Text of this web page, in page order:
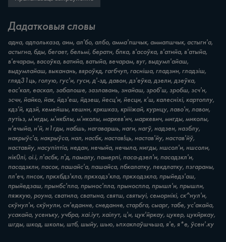
Дадатковыя словы
адна, адпольказа, аим, ал'бо, албо, амма'пшчык, аммапшчык, астыгн'а,
астыгна, бды, бегает, бельмi, бератн, бпка, в'асоўка, в'атийа, в'атыйа,
в'ечарам, васоўка, ватийа, ватыйа, вечарам, вуг, выдумл'айаш,
выдумлайаш, выканань, вяроўкд, гагбчуп, гасніша, гладзин, гладзіш,
гляд31ць, голую, гус'и, гуси, д'-зд, давон, дз'еўка, дзели, дзеўка,
еас'кал, еаскал, забалоше, зазлаваиь, знайаш, зроб'ш, зробш, зсч'н,
зсчн, йайко, йак, йдз'еш, йдзеш, йесц'и, йесци, к'ш, калесніхі, картоплу,
кдз'й, кдзй, кемейшы, кешнн, кркшказ, кріііжай, курнцу, лаво'н, лавон,
лутіьз, м'игды, м'икблы, м'иколы, маркев'ич, маркевич, мигды, миколы,
н'ечыйа, н'й, н1гды, набшь, нагаваршь, наги, нагў, надзен, назблу,
накрыўс'а, накрыўса, нал, насбк, настав!ць, настав'йу, настав'йў,
наставйу, насупіптіа, недан, нечыйа, нечыла, нигды, ншсол'и, ншсоли,
нік0лі, оі.і, п'асбк, п'д, памалу, памерпі, паса-дзел'и, пасадзкл'и,
пасадзкли, пасок, пашайс'а, пашайса, пбкалатку, пекдлатку, пзгараны,
пл'еч, пнсок, пркхбдз'кла, пркходз'кла, пркходзкла, прыйедз'аш,
прыйедзаш, прынбс'пла, прынос'пла, прыноспла, прышл'и, прышли,
пяжкую, роуна, сватила, сватына, святш, святыуі, семорнікі, ск^нул'и,
скўнул'и, скўнули, сн'еданне, снеданне, старбга, сыарг, табе, ус'акайа,
усакайа, усенъку, учбра, хаі.іут, хаілут, ц'и, цук'йркау, цукер, цукйркау,
шгды, шкод, школы, штб, шыйу, шью, ьпхаклаўшчьша, я'е, я*е, ўсен'.ку